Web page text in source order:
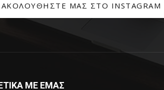
ΑΚΟΛΟΥΘΉΣΤΕ ΜΑΣ ΣΤΟ INSTAGRAM
ΜΕ ΕΜΑΣ